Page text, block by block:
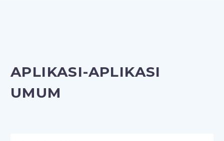
APLIKASI-APLIKASI
UMUM